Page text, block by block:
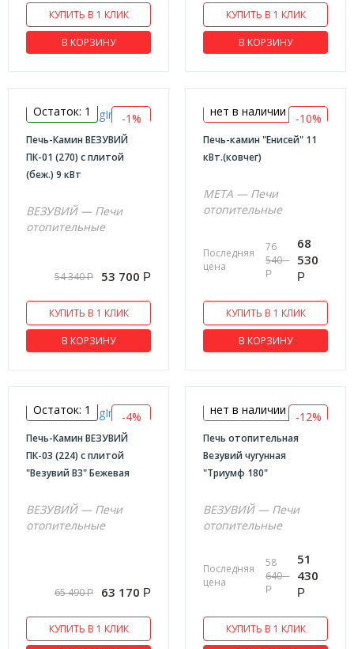
КУПИТЬ В 1 КЛИК
В КОРЗИНУ
КУПИТЬ В 1 КЛИК
В КОРЗИНУ
-1%
Остаток: 1
Печь-Камин ВЕЗУВИЙ
ПК-01 (270) с плитой
(беж.) 9 кВт
ВЕЗУВИЙ — Печи
отопительные
54 340Р 53 700 Р
КУПИТЬ В 1 КЛИК
В КОРЗИНУ
-10%
нет в наличии
Печь-камин "Енисей" 11
кВт.(ковчег)
МЕТА — Печи
отопительные
Последняя
цена
76
540
Р
68
530
Р
КУПИТЬ В 1 КЛИК
В КОРЗИНУ
-4%
Остаток: 1
Печь-Камин ВЕЗУВИЙ
ПК-03 (224) с плитой
"Везувий В3" Бежевая
ВЕЗУВИЙ — Печи
отопительные
65 490Р 63 170 Р
КУПИТЬ В 1 КЛИК
-12%
нет в наличии
Печь отопительная
Везувий чугунная
"Триумф 180"
ВЕЗУВИЙ — Печи
отопительные
Последняя
цена
58
640
Р
51
430
Р
КУПИТЬ В 1 КЛИК